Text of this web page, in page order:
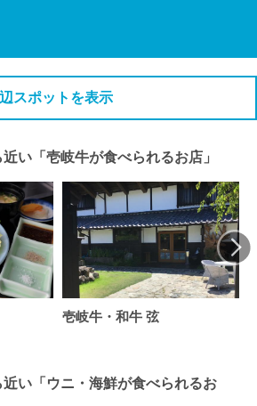
スポットを表示
い「壱岐牛が食べられるお店」
壱岐牛・和牛 弦
い「ウニ・海鮮が食べられるお